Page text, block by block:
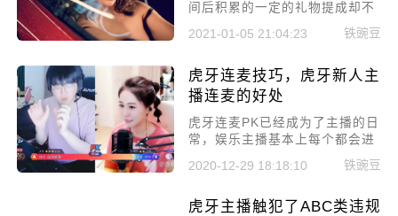
间后积累的一定的礼物提成却不
知道怎么提现，今天小编带来虎
牙官方主播收益提现流程，虎牙
2021-01-05 21:04:23 铁豌豆
虎牙连麦技巧，虎牙新人主
播连麦的好处
虎牙连麦PK已经成为了主播的日
常，娱乐主播基本上每个都会进
行连麦PK。今天小编就来给大家
讲讲虎牙连麦技巧，虎牙新人主
2020-12-29 18:18:10 铁豌豆
虎牙主播触犯了ABC类违规